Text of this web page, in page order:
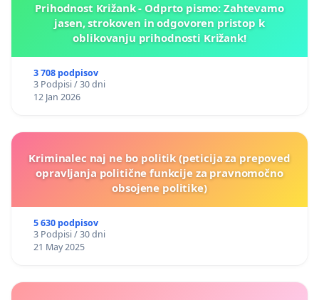
Prihodnost Križank - Odprto pismo: Zahtevamo
jasen, strokoven in odgovoren pristop k
oblikovanju prihodnosti Križank!
3 708 podpisov
3 Podpisi / 30 dni
12 Jan 2026
Kriminalec naj ne bo politik (peticija za prepoved
opravljanja politične funkcije za pravnomočno
obsojene politike)
5 630 podpisov
3 Podpisi / 30 dni
21 May 2025